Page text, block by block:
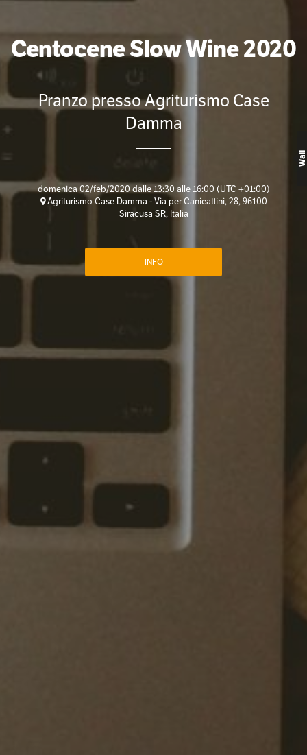
Centocene Slow Wine 2020
Pranzo presso Agriturismo Case
Damma
domenica 02/feb/2020 dalle 13:30 alle 16:00 (UTC +01:00)
Agriturismo Case Damma - Via per Canicattini, 28, 96100
Siracusa SR, Italia
INFO
Wall